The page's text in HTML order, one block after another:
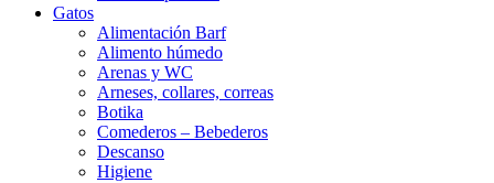
Gatos
Alimentación Barf
Alimento húmedo
Arenas y WC
Arneses, collares, correas
Botika
Comederos – Bebederos
Descanso
Higiene